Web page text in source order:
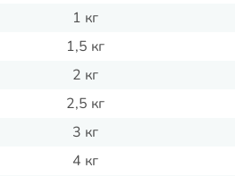
1 кг
1,5 кг
2 кг
2,5 кг
3 кг
4 кг